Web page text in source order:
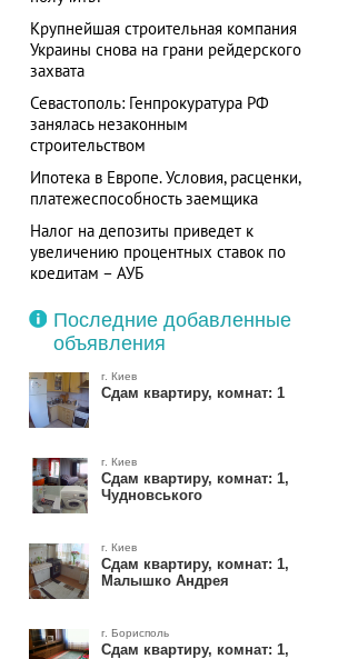
Крупнейшая строительная компания
Украины снова на грани рейдерского
захвата
Севастополь: Генпрокуратура РФ
занялась незаконным
строительством
Ипотека в Европе. Условия, расценки,
платежеспособность заемщика
Налог на депозиты приведет к
увеличению процентных ставок по
кредитам – АУБ
Последние добавленные
объявления
г. Киев
Сдам квартиру, комнат: 1
г. Киев
Сдам квартиру, комнат: 1,
Чудновського
г. Киев
Сдам квартиру, комнат: 1,
Малышко Андрея
г. Борисполь
Сдам квартиру, комнат: 1,